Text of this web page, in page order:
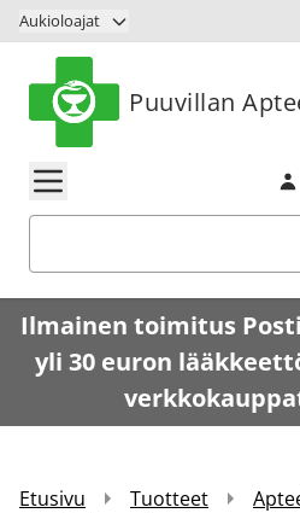
Siirry sisältöön
Aukioloajat
Puuvillan
Ilmainen toimitus
yli 30 euron
Etusivu Tuotteet